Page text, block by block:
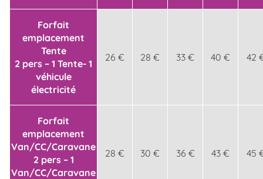
Forfait
emplacement
Tente
2 pers – 1 Tente- 1
véhicule
électricité
26 € 28 € 33 € 40 € 42
Forfait
emplacement
Van/CC/Caravane
2 pers – 1
Van/CC/Caravane
28 € 30 € 36 € 43 € 45